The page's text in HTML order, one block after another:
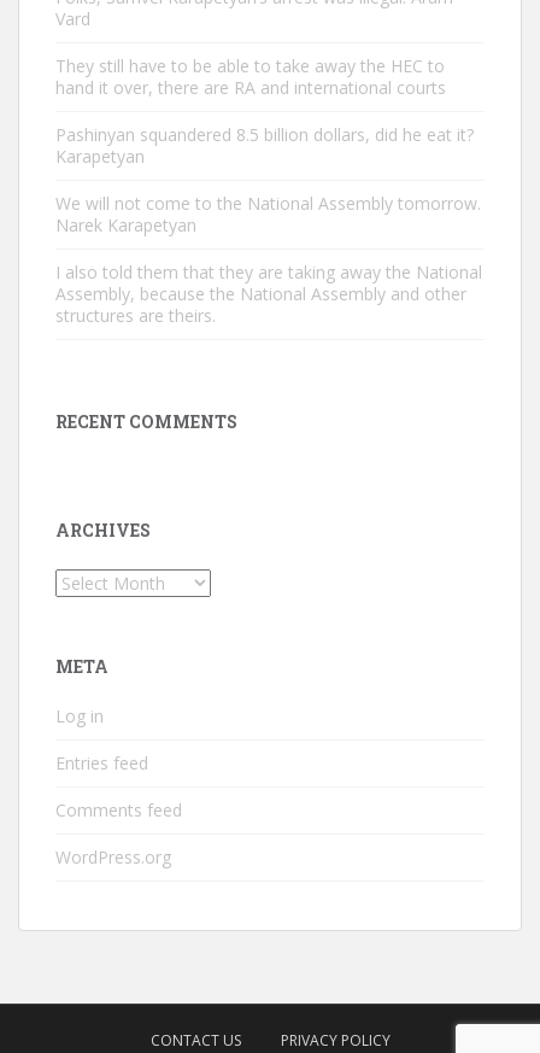
Vard
They still have to be able to take away the HEC to
hand it over, there are RA and international courts
Pashinyan squandered 8.5 billion dollars, did he eat it?
Karapetyan
We will not come to the National Assembly tomorrow.
Narek Karapetyan
I also told them that they are taking away the National
Assembly, because the National Assembly and other
structures are theirs.
RECENT COMMENTS
ARCHIVES
Archives
META
Log in
Entries feed
Comments feed
WordPress.org
CONTACT US PRIVACY POLICY